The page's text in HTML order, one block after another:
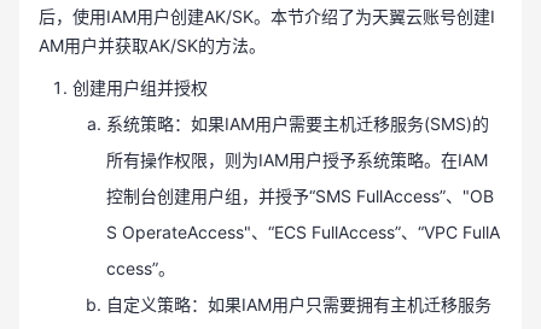
后，使用IAM用户创建AK/SK。本节介绍了为天翼云账号创建I
AM用户并获取AK/SK的方法。
创建用户组并授权
系统策略：如果IAM用户需要主机迁移服务(SMS)的
所有操作权限，则为IAM用户授予系统策略。在IAM
控制台创建用户组，并授予“SMS FullAccess”、"OB
S OperateAccess"、“ECS FullAccess”、“VPC FullA
ccess”。
自定义策略：如果IAM用户只需要拥有主机迁移服务